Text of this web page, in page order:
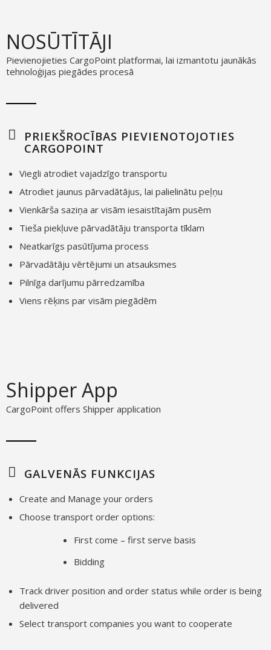
NOSŪTĪTĀJI
Pievienojieties CargoPoint platformai, lai izmantotu jaunākās
tehnoloģijas piegādes procesā
PRIEKŠROCĪBAS PIEVIENOTOJOTIES
CARGOPOINT
Viegli atrodiet vajadzīgo transportu
Atrodiet jaunus pārvadātājus, lai palielinātu peļņu
Vienkārša saziņa ar visām iesaistītajām pusēm
Tieša piekļuve pārvadātāju transporta tīklam
Neatkarīgs pasūtījuma process
Pārvadātāju vērtējumi un atsauksmes
Pilnīga darījumu pārredzamība
Viens rēķins par visām piegādēm
Shipper App
CargoPoint offers Shipper application
GALVENĀS FUNKCIJAS
Create and Manage your orders
Choose transport order options:
First come – first serve basis
Bidding
Track driver position and order status while order is being
delivered
Select transport companies you want to cooperate